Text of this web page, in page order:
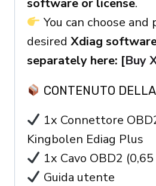
software or license.
You can choose and
desired Xdiag
separately here: [Buy
CONTENUTO
1x Connettore
Kingbolen Ediag Plus
1x Cavo OBD2
Guida utente